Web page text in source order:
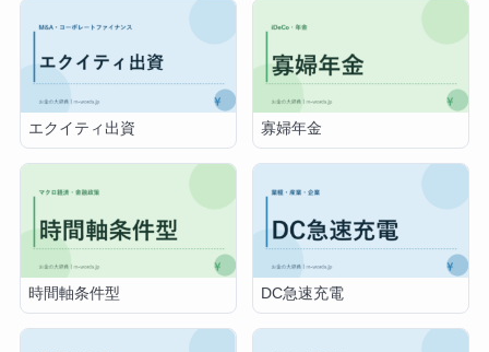
エクイティ出資 寡婦年金
時間軸条件型 DC急速充電